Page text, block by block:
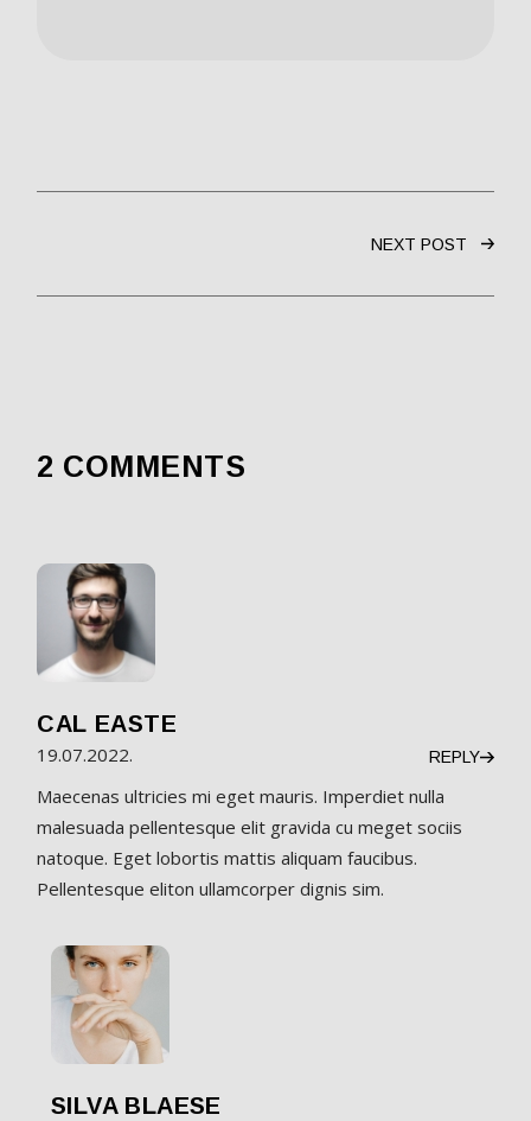
NEXT POST
2 COMMENTS
CAL EASTE
19.07.2022. REPLY
Maecenas ultricies mi eget mauris. Imperdiet nulla
malesuada pellentesque elit gravida cu meget sociis
natoque. Eget lobortis mattis aliquam faucibus.
Pellentesque eliton ullamcorper dignis sim.
SILVA BLAESE